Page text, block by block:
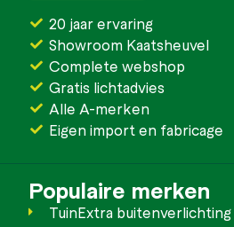
20 jaar ervaring
Showroom Kaatsheuvel
Complete webshop
Gratis lichtadvies
Alle A-merken
Eigen import en fabricage
Populaire merken
TuinExtra buitenverlichting